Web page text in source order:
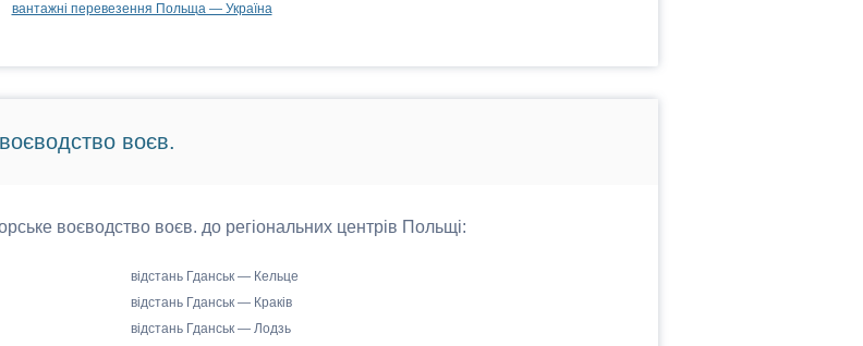
вантажні перевезення Польща — Україна
воєв.
воєводство воєв. до регіональних центрів Польщі:
відстань Гданськ — Кельце
відстань Гданськ — Краків
відстань Гданськ — Лодзь